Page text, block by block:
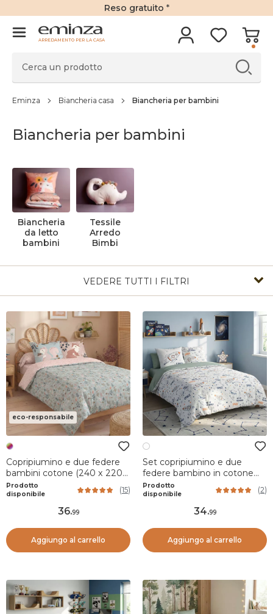
Reso gratuito *
ARREDAMENTO PER LA CASA
Eminza Biancheria casa Biancheria per bambini
Biancheria per bambini
Biancheria
da letto
bambini
Tessile
Arredo
Bimbi
VEDERE TUTTI I FILTRI
eco-responsabile
Copripiumino e due federe
bambini cotone (240 x 220
cm) Tamia Multicolore
Prodotto
disponibile
(15)
36.99
Aggiungo al carrello
Set copripiumino e due
federe bambino in cotone
(240 x 220 cm) Galassia
Bianca
Prodotto
disponibile
(2)
34.99
Aggiungo al carrello